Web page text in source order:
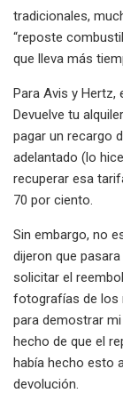
tradicionales,
“reposte
que lleva más
Para Avis y Hertz,
Devuelve tu
pagar un recargo
adelantado (lo
recuperar esa
70 por ciento.
Sin embargo, no
dijeron que
solicitar el
fotografías de los
para demostrar
hecho de que el
había hecho esto
devolución.